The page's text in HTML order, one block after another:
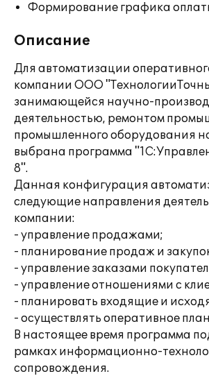
Формирование графика
Описание
Для автоматизации
компании ООО
занимающейся научно-
деятельностью, ремонтом
промышленного оборудования
выбрана программа
8".
Данная конфигурация
следующие направления
компании:
- управление продажами;
- планирование продаж и
- управление заказами
- управление отношениями с
- планировать входящие и
- осуществлять оперативное
В настоящее время программа
рамках информационно-
сопровождения.